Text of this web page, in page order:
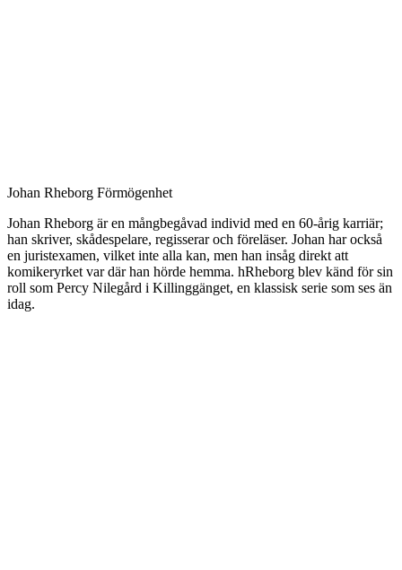
Johan Rheborg Förmögenhet
Johan Rheborg är en mångbegåvad individ med en 60-årig karriär;
han skriver, skådespelare, regisserar och föreläser. Johan har också
en juristexamen, vilket inte alla kan, men han insåg direkt att
komikeryrket var där han hörde hemma. hRheborg blev känd för sin
roll som Percy Nilegård i Killinggänget, en klassisk serie som ses än
idag.